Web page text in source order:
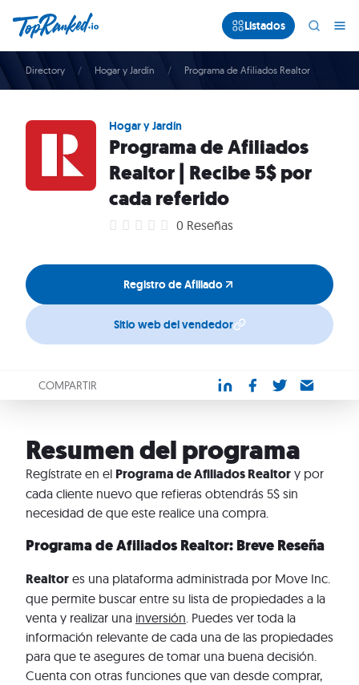
Listados
Directory Hogar y Jardín Programa de Afiliados Realtor
Hogar y Jardín
Programa de Afiliados
Realtor | Recibe 5$ por
cada referido
0 Reseñas
Registro de Afiliado
Sitio web del vendedor
COMPARTIR
Resumen del programa
Regístrate en el Programa de Afiliados Realtor y por
cada cliente nuevo que refieras obtendrás 5$ sin
necesidad de que este realice una compra.
Programa de Afiliados Realtor: Breve Reseña
Realtor es una plataforma administrada por Move Inc.
que permite buscar entre su lista de propiedades a la
venta y realizar una inversión. Puedes ver toda la
información relevante de cada una de las propiedades
para que te asegures de tomar una buena decisión.
Cuenta con otras funciones que van desde comprar,